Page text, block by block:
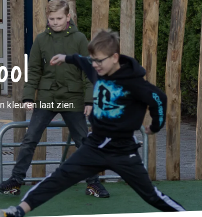
kleuren laat zien.